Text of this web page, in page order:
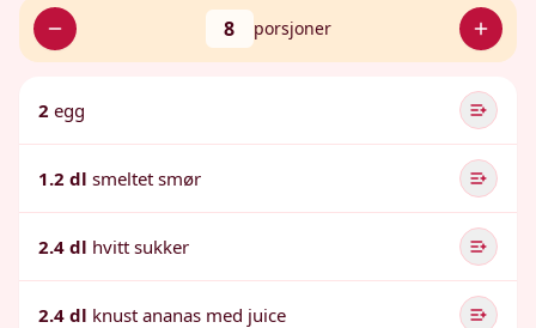
8 porsjoner
2 egg
1.2 dl smeltet smør
2.4 dl hvitt sukker
2.4 dl knust ananas med juice